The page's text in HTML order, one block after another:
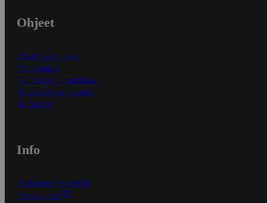
Ohjeet
Ensitilaajan ohjeet
Näin maksat
Näin tilaat ja muokkaat
Kaikki ohjeet ja vinkit
In English
Info
S-Business yrityksille
Oiva-raportit